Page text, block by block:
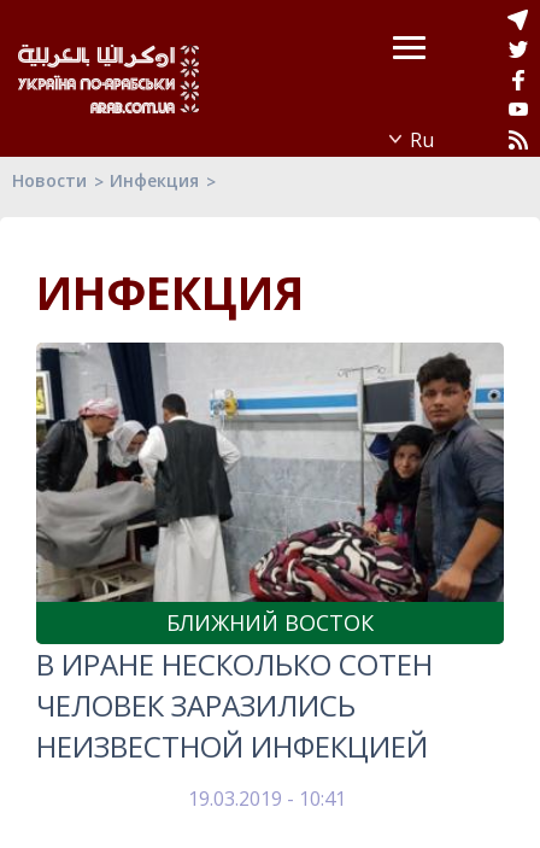
Новости Инфекция
ИНФЕКЦИЯ
БЛИЖНИЙ ВОСТОК
В ИРАНЕ НЕСКОЛЬКО СОТЕН
ЧЕЛОВЕК ЗАРАЗИЛИСЬ
НЕИЗВЕСТНОЙ ИНФЕКЦИЕЙ
19.03.2019 - 10:41